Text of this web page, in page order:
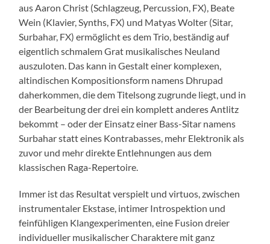
aus Aaron Christ (Schlagzeug, Percussion, FX), Beate
Wein (Klavier, Synths, FX) und Matyas Wolter (Sitar,
Surbahar, FX) ermöglicht es dem Trio, beständig auf
eigentlich schmalem Grat musikalisches Neuland
auszuloten. Das kann in Gestalt einer komplexen,
altindischen Kompositionsform namens Dhrupad
daherkommen, die dem Titelsong zugrunde liegt, und in
der Bearbeitung der drei ein komplett anderes Antlitz
bekommt – oder der Einsatz einer Bass-Sitar namens
Surbahar statt eines Kontrabasses, mehr Elektronik als
zuvor und mehr direkte Entlehnungen aus dem
klassischen Raga-Repertoire.
Immer ist das Resultat verspielt und virtuos, zwischen
instrumentaler Ekstase, intimer Introspektion und
feinfühligen Klangexperimenten, eine Fusion dreier
individueller musikalischer Charaktere mit ganz